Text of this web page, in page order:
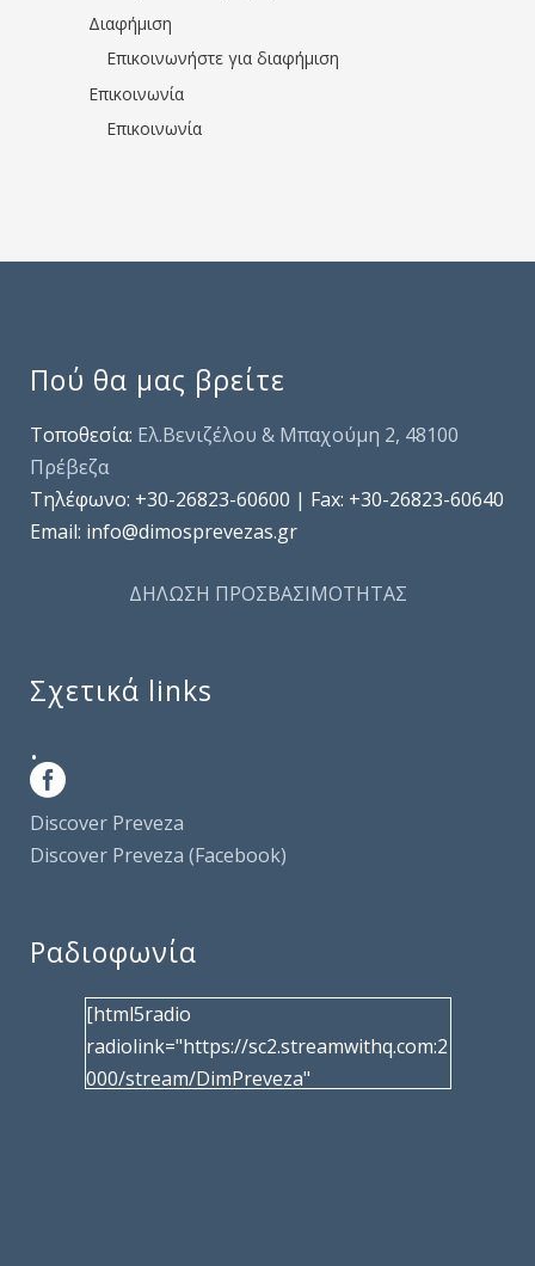
Διαφήμιση
Επικοινωνήστε για διαφήμιση
Επικοινωνία
Επικοινωνία
Πού θα μας βρείτε
Τοποθεσία: Ελ.Βενιζέλου & Μπαχούμη 2, 48100
Πρέβεζα
Τηλέφωνo: +30-26823-60600 | Fax: +30-26823-60640
Email: info@dimosprevezas.gr
ΔΗΛΩΣΗ ΠΡΟΣΒΑΣΙΜΟΤΗΤΑΣ
Σχετικά links
.
Discover Preveza
Discover Preveza (Facebook)
Ραδιοφωνία
[html5radio
radiolink="https://sc2.streamwithq.com:2
000/stream/DimPreveza"